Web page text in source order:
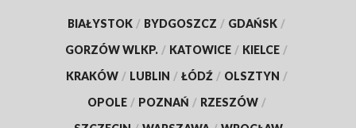
BIAŁYSTOK / BYDGOSZCZ / GDAŃSK /
GORZÓW WLKP. / KATOWICE / KIELCE /
KRAKÓW / LUBLIN / ŁÓDŹ / OLSZTYN /
OPOLE / POZNAŃ / RZESZÓW /